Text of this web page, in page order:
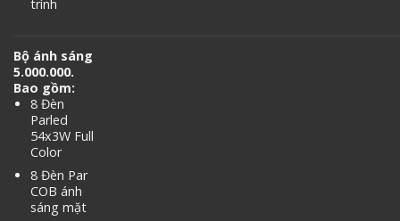
trình
Bộ ánh sáng
5.000.000.
Bao gồm:
8 Đèn
Parled
54x3W Full
Color
8 Đèn Par
COB ánh
sáng mặt